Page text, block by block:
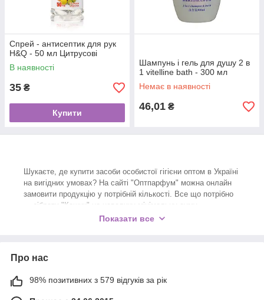
Спрей - антисептик для рук
H&Q - 50 мл Цитрусові
В наявності
35 ₴
Купити
Шампунь і гель для душу 2 в
1 vitelline bath - 300 мл
Немає в наявності
46,01 ₴
Шукаєте, де купити засоби особистої гігієни оптом в Україні
на вигідних умовах? На сайті "Оптпарфум" можна онлайн
замовити продукцію у потрібній кількості. Все що потрібно
— зібрати "Кошик" на невелику мінімальну суму,
встановлену інтернет-магазином. Така політика дозволяє
Запрошуємо замовити предмети
2024 року, попри війну та економічні складнощі, ринок
Показати все
Про нас
98% позитивних з 579 відгуків за рік